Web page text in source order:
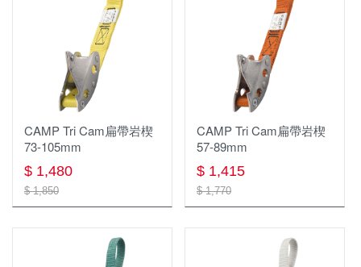
繩梯/鋼絲梯
配件 工具
短褲
排汗長褲
軟殼 刷毛 保暖長褲
兩件式防水長褲
機能內衣褲
透氣排汗襯衫
涼鞋
中/高筒登山鞋
溯溪鞋
鞋類週邊
帽子,頭巾
圓盤帽
保暖帽
排汗頭巾
鈦製品
鈦瓶
鈦餐具
背包 包類 袋類
登山背包(30-49L)
molle配件包
收納袋 旅行袋 盥洗包
照明系列
照明用具週邊
登山杖
CAMP Tri Cam扁帶岩楔
73-105mm
$ 1,480
$ 1,850
CAMP Tri Cam扁帶岩楔
57-89mm
$ 1,415
$ 1,770